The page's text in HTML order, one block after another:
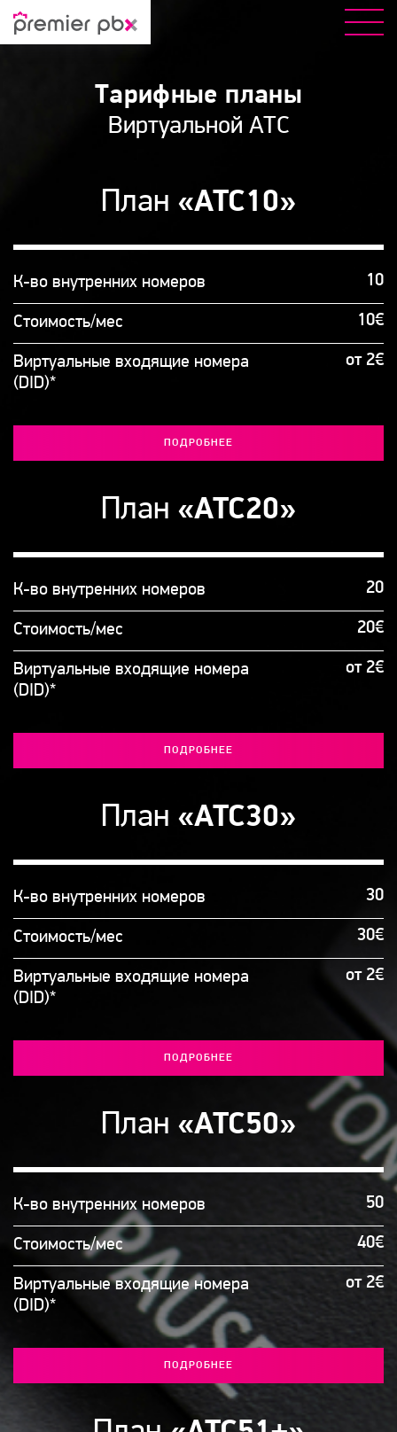
Тарифные планы
Виртуальной АТC
План «АТС10»
К-во внутренних номеров 10
Стоимость/мес 10€
Виртуальные входящие номера
(DID)*
от 2€
ПОДРОБНЕЕ
План «АТС20»
К-во внутренних номеров 20
Стоимость/мес 20€
Виртуальные входящие номера
(DID)*
от 2€
ПОДРОБНЕЕ
План «АТС30»
К-во внутренних номеров 30
Стоимость/мес 30€
Виртуальные входящие номера
(DID)*
от 2€
ПОДРОБНЕЕ
План «АТС50»
К-во внутренних номеров 50
Стоимость/мес 40€
Виртуальные входящие номера
(DID)*
от 2€
ПОДРОБНЕЕ